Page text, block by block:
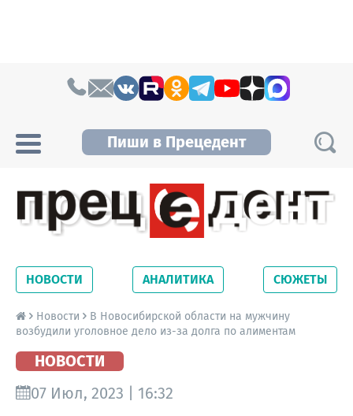
Пиши в Прецедент
Новосибирской области. Читайте свежие
новости на сайте сетевого издания
Precedent.
НОВОСТИ АНАЛИТИКА СЮЖЕТЫ
Новости
В Новосибирской области на мужчину
возбудили уголовное дело из-за долга по алиментам
НОВОСТИ
07 Июл, 2023 | 16:32